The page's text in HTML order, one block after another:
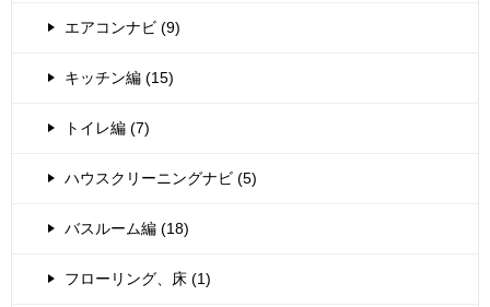
エアコンナビ (9)
キッチン編 (15)
トイレ編 (7)
ハウスクリーニングナビ (5)
バスルーム編 (18)
フローリング、床 (1)